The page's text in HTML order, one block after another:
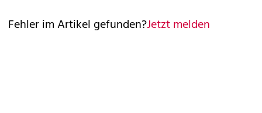
Fehler im Artikel gefunden?Jetzt melden